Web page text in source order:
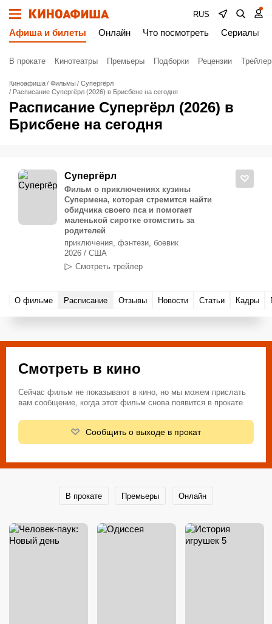
RUS
Афиша и билеты Онлайн Что посмотреть Сериалы
В прокате Кинотеатры Премьеры Подборки Рецензии
Киноафиша Фильмы
Супергёрл
Расписание Супергёрл (2026) в Брисбене на сегодня
Расписание Супергёрл (2026) в
Брисбене на сегодня
Супергёрл
Фильм о приключениях кузины
Супермена, которая стремится найти
обидчика своего пса и помогает
маленькой сиротке отомстить за
родителей
приключения, фэнтези, боевик
2026 / США
Смотреть трейлер
О фильме Расписание Отзывы Новости Статьи Кадры
Смотреть в кино
Сейчас фильм не показывают в кино, но мы можем прислать
вам сообщение, когда этот фильм снова появится в прокате
Сообщить о выходе в прокат
В прокате Премьеры Онлайн